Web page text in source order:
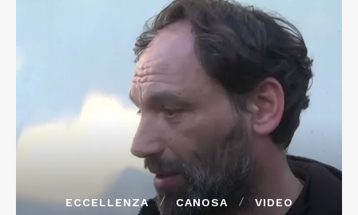
ECCELLENZA CANOSA VIDEO